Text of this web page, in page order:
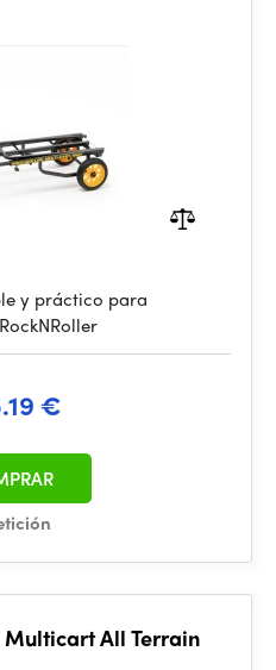
y práctico para
€
Multicart All Terrain